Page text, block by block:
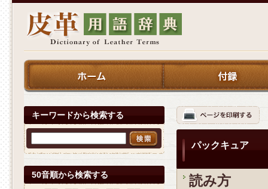
キーワードから検索する
50音順から検索する
パックキュア
読み方